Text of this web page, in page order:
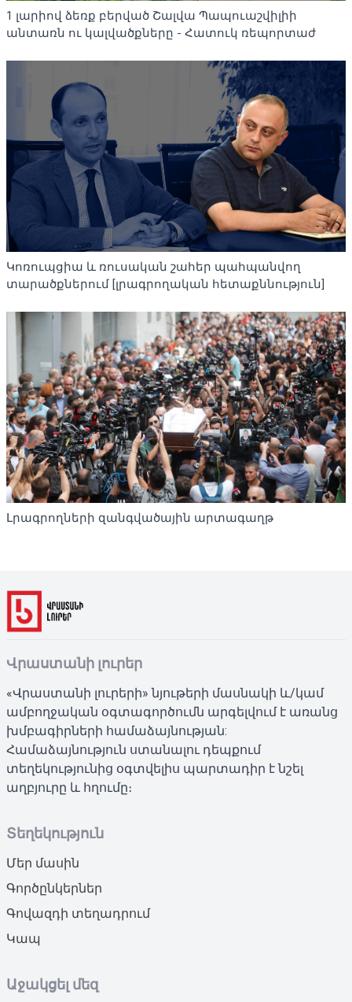
1 լարիով ձեռք բերված Շալվա Պապուաշվիլիի
անտառն ու կալվածքները - Հատուկ ռեպորտաժ
Կոռուպցիա և ռուսական շահեր պահպանվող
տարածքներում [լրագրողական հետաքննություն]
Լրագրողների զանգվածային արտագաղթ
Վրաստանի լուրեր
«Վրաստանի լուրերի» նյութերի մասնակի և/կամ
ամբողջական օգտագործումն արգելվում է առանց
խմբագիրների համաձայնության:
Համաձայնություն ստանալու դեպքում
տեղեկությունից օգտվելիս պարտադիր է նշել
աղբյուրը և հղումը։
Տեղեկություն
Մեր մասին
Գործընկերներ
Գովազդի տեղադրում
Կապ
Աջակցել մեզ